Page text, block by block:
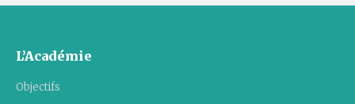
L’Académie
Objectifs